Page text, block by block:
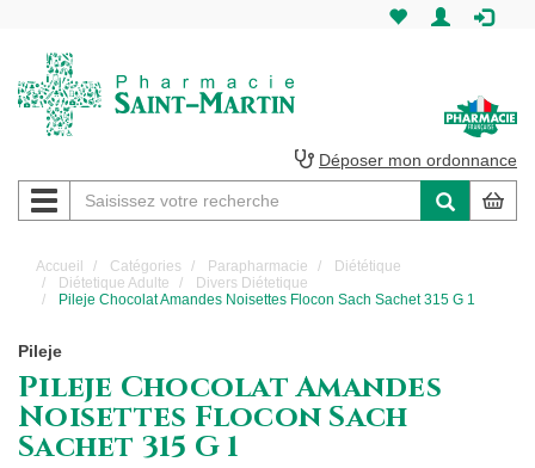
Martin
Pharmacie
Saint-
Martin
Déposer mon ordonnance
Navigation
Accueil Catégories Parapharmacie
Diététique
Diétetique Adulte
Divers Diétetique
Pileje Chocolat Amandes Noisettes Flocon Sach Sachet 315 G 1
Pileje
Pileje Chocolat Amandes
Noisettes Flocon Sach
Sachet 315 G 1